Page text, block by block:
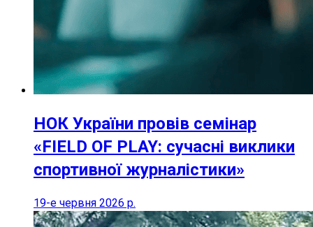
НОК України провів семінар
«FIELD OF PLAY: сучасні виклики
спортивної журналістики»
19-е червня 2026 р.